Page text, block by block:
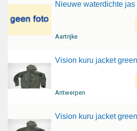
Nieuwe waterdichte
Aartrijke
Vision kuru jacket
Antwerpen
Vision kuru jacket